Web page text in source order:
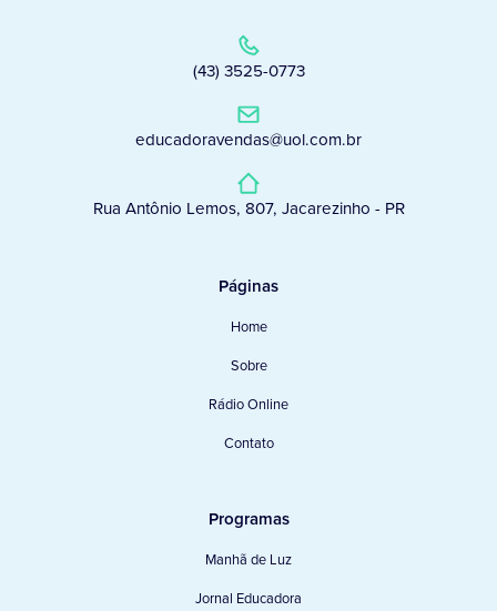
(43) 3525-0773
educadoravendas@uol.com.br
Rua Antônio Lemos, 807, Jacarezinho - PR
Páginas
Home
Sobre
Rádio Online
Contato
Programas
Manhã de Luz
Jornal Educadora